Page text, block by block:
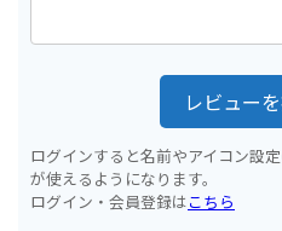
レビュー
ログインすると名前やアイコン設
が使えるようになります。
ログイン・会員登録はこちら